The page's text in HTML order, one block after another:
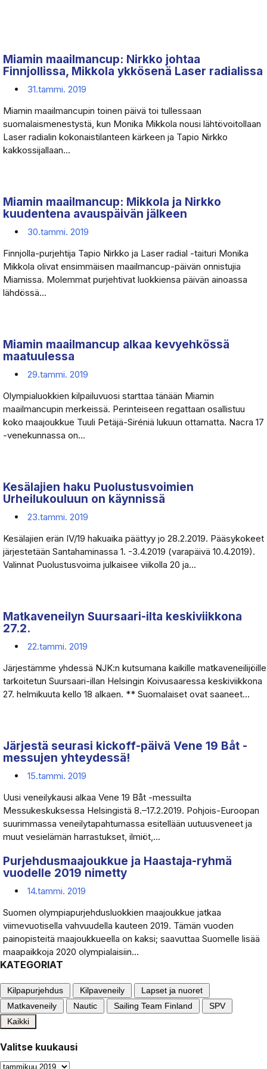
Miamin maailmancup: Nirkko johtaa
Finnjollissa, Mikkola ykkösenä Laser radialissa
31.tammi. 2019
Miamin maailmancupin toinen päivä toi tullessaan
suomalaismenestystä, kun Monika Mikkola nousi lähtövoitollaan
Laser radialin kokonaistilanteen kärkeen ja Tapio Nirkko
kakkossijallaan...
Miamin maailmancup: Mikkola ja Nirkko
kuudentena avauspäivän jälkeen
30.tammi. 2019
Finnjolla-purjehtija Tapio Nirkko ja Laser radial -taituri Monika
Mikkola olivat ensimmäisen maailmancup-päivän onnistujia
Miamissa. Molemmat purjehtivat luokkiensa päivän ainoassa
lähdössä...
Miamin maailmancup alkaa kevyehkössä
maatuulessa
29.tammi. 2019
Olympialuokkien kilpailuvuosi starttaa tänään Miamin
maailmancupin merkeissä. Perinteiseen regattaan osallistuu
koko maajoukkue Tuuli Petäjä-Siréniä lukuun ottamatta. Nacra 17
-venekunnassa on...
Kesälajien haku Puolustusvoimien
Urheilukouluun on käynnissä
23.tammi. 2019
Kesälajien erän IV/19 hakuaika päättyy jo 28.2.2019. Pääsykokeet
järjestetään Santahaminassa 1. -3.4.2019 (varapäivä 10.4.2019).
Valinnat Puolustusvoima julkaisee viikolla 20 ja...
Matkaveneilyn Suursaari-ilta keskiviikkona
27.2.
22.tammi. 2019
Järjestämme yhdessä NJK:n kutsumana kaikille matkaveneilijöille
tarkoitetun Suursaari-illan Helsingin Koivusaaressa keskiviikkona
27. helmikuuta kello 18 alkaen. ** Suomalaiset ovat saaneet...
Järjestä seurasi kickoff-päivä Vene 19 Båt -
messujen yhteydessä!
15.tammi. 2019
Uusi veneilykausi alkaa Vene 19 Båt -messuilta
Messukeskuksessa Helsingistä 8.–17.2.2019. Pohjois-Euroopan
suurimmassa veneilytapahtumassa esitellään uutuusveneet ja
muut vesielämän harrastukset, ilmiöt,...
Purjehdusmaajoukkue ja Haastaja-ryhmä
vuodelle 2019 nimetty
14.tammi. 2019
Suomen olympiapurjehdusluokkien maajoukkue jatkaa
viimevuotisella vahvuudella kauteen 2019. Tämän vuoden
painopisteitä maajoukkueella on kaksi; saavuttaa Suomelle lisää
maapaikkoja 2020 olympialaisiin...
KATEGORIAT
Kilpapurjehdus Kilpaveneily
Lapset ja nuoret
Matkaveneily
Nautic Sailing Team Finland
SPV
Kaikki
Valitse kuukausi
Valitse